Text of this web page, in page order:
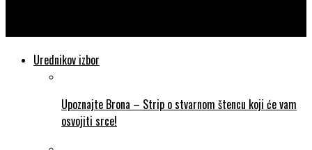
Urednikov izbor
Upoznajte Brona – Strip o stvarnom štencu koji će vam
osvojiti srce!